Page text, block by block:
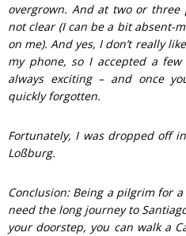
overgrown. And at two or three
not clear (I can be a bit absent-
on me). And yes, I don’t really
my phone, so I accepted a
always exciting – and once
quickly forgotten.
Fortunately, I was dropped off
Loßburg.
Conclusion: Being a pilgrim for
need the long journey to
your doorstep, you can walk a